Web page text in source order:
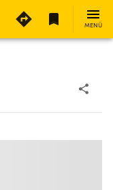
MENÜ